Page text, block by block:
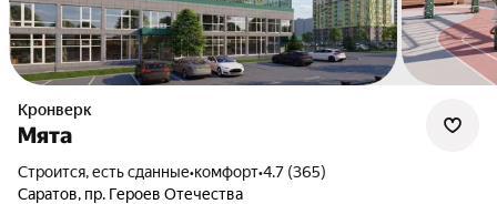
Кронверк
Мята
Строится, есть сданные•комфорт•4.7 (365)
Саратов, пр. Героев Отечества